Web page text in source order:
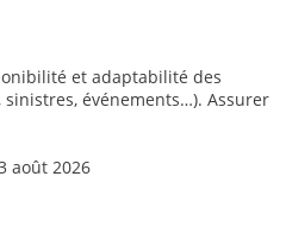
et adaptabilité des
sinistres, événements…). Assurer
août 2026